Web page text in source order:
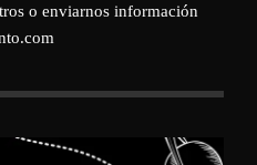
o enviarnos información